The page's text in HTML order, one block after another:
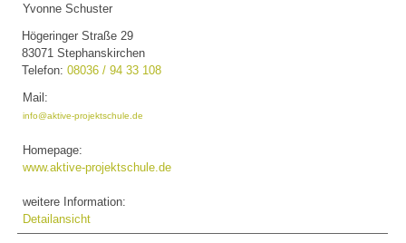
Yvonne Schuster
Högeringer Straße 29
83071 Stephanskirchen
Telefon:08036 / 94 33 108
Mail:
info@aktive-projektschule.de
Homepage:
www.aktive-projektschule.de
weitere Information:
Detailansicht